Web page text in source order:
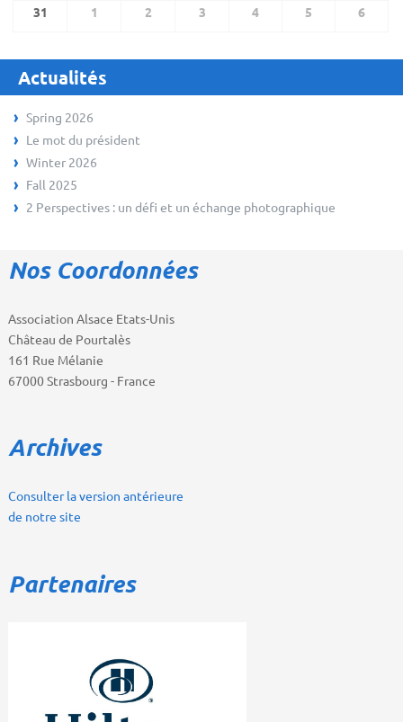
31
1 2 3 4 5 6
Actualités
Spring 2026
Le mot du président
Winter 2026
Fall 2025
2 Perspectives : un défi et un échange photographique
Nos Coordonnées
Association Alsace Etats-Unis
Château de Pourtalès
161 Rue Mélanie
67000 Strasbourg - France
Archives
Consulter la version antérieure
de notre site
Partenaires